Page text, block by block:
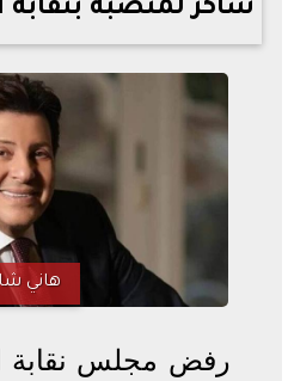
تصرف مثير من ميسي
تحسن حالة فضل شاكر
أسعار الحديد والأسمنت
شاكر لمنصبه
هاني
رفض مجلس نقابة